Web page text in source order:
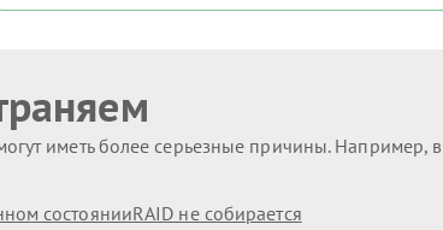
иметь более серьезные причины. Например,
состоянииRAID не собирается